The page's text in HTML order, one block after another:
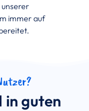
unserer
immer auf
in guten